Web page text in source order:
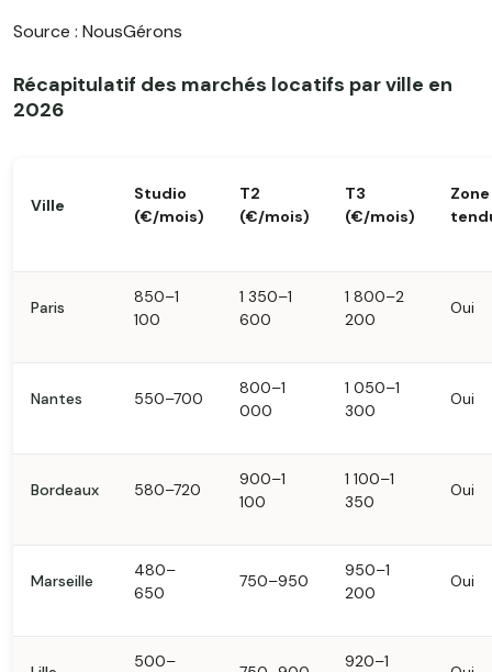
Source : NousGérons
Récapitulatif des marchés locatifs par ville en
2026
Ville
Studio
(€/mois)
T2
(€/mois)
T3
(€/mois)
Zone
Paris
850–1
100
1 350–1
600
1 800–2
200
Oui
Nantes 550–700
800–1
000
1 050–1
300
Oui
Bordeaux 580–720
900–1
100
1 100–1
350
Oui
Marseille
480–
650
750–950
950–1
200
Oui
500– 920–1